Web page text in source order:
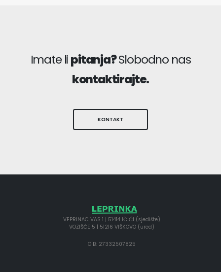
Imate lipitanja?Slobodno nas
kontaktirajte.
KONTAKT
VEPRINAC VAS 1 | 51414 IČIĆI (sjedište)
VOZIŠĆE 5 | 51216 VIŠKOVO (ured)
OIB: 27332507825